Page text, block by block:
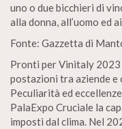
uno o due bicchieri di
alla donna, all’uomo ed
Fonte: Gazzetta di
Pronti per Vinitaly 2023
postazioni tra aziende e
Peculiarità ed
PalaExpo Cruciale la
imposti dal clima. Nel